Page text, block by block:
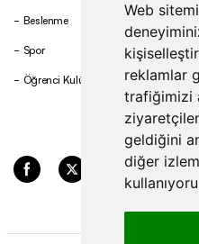
Web
reklamlar
trafiğimizi
geldiğini
diğer
Beslenme
Spor
Öğrenci Kulüpleri